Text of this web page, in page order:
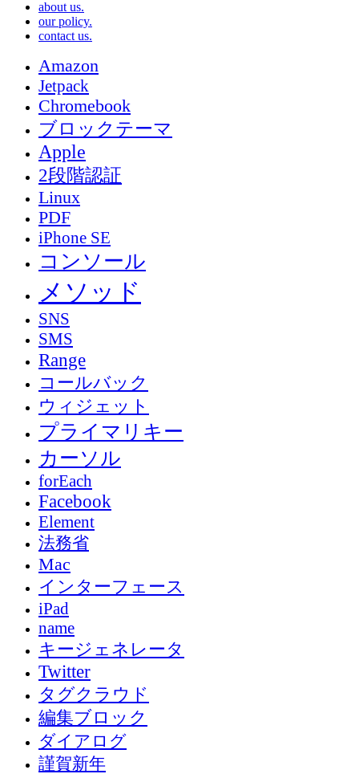
about us.
our policy.
contact us.
Amazon
Jetpack
Chromebook
ブロックテーマ
Apple
2段階認証
Linux
PDF
iPhone SE
コンソール
メソッド
SNS
SMS
Range
コールバック
ウィジェット
プライマリキー
カーソル
forEach
Facebook
Element
法務省
Mac
インターフェース
iPad
name
キージェネレータ
Twitter
タグクラウド
編集ブロック
ダイアログ
謹賀新年